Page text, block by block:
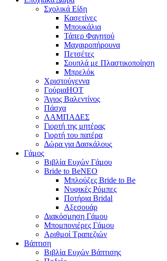
Σχολικά Είδη
Κασετίνες
Μπουκάλια
Τάπερ Φαγητού
Μαχαιροπήρουνα
Πετσέτες
Σουπλά με Πλαστικοποίηση
Μπρελόκ
Χριστούγεννα
ΓούριαHOT
Άγιος Βαλεντίνος
Πάσχα
ΛΑΜΠΑΔΕΣ
Γιορτή της μητέρας
Γιορτή του πατέρα
Δώρα για Δασκάλους
Γάμος
Βιβλία Ευχών Γάμου
Bride to BeNEO
Μπλούζες Bride to Be
Νυφικές Ρόμπες
Ποτήρια Bridal
Αξεσουάρ
Διακόσμηση Γάμου
Μπομπονιέρες Γάμου
Αριθμοί Τραπεζιών
Βάπτιση
Βιβλία Ευχών Βάπτισης